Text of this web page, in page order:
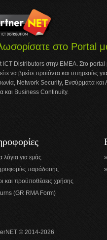
στο Portal
ICT Distributors στην ΕΜΕΑ. Στο portal
να βρείτε προϊόντα και υπηρεσίες
Network Security, Ενσύρματα και
και Business Continuity.
λόγια για εμάς
παράδοσης
και προϋποθέσεις χρήσης
(GR RMA Form)
© 2014-2026